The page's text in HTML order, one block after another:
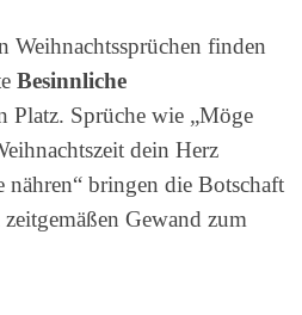
Weihnachtssprüchen finden
Besinnliche
Platz. Sprüche wie „Möge
dein Herz
nähren“ bringen die Botschaft
Gewand zum